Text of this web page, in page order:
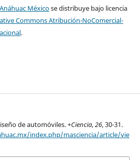
Méxicose distribuye bajo licencia
Commons Atribución-NoComercial-
.
de automóviles.+Ciencia,26, 30-31.
index.php/masciencia/article/vie